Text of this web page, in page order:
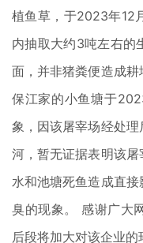
植鱼草，于2023年12
内抽取大约3吨左右的
面，并非猪粪便造成
保江家的小鱼塘于
象，因该屠宰场经处
河，暂无证据表明该
水和池塘死鱼造成直
臭的现象。 感谢广大
后段将加大对该企业